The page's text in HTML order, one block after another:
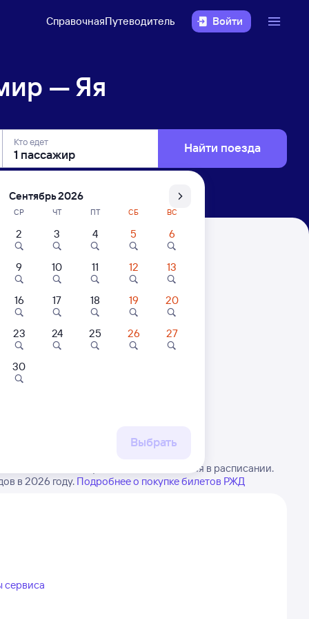
СправочнаяПутеводитель Войти
— Яя
Кто едет Найти поезда
Яю. Имейте в виду, возможны изменения в расписании.
в 2026 году. Подробнее о покупке билетов РЖД
сервиса
Сентябрь 2026
СР ЧТ ПТ СБ ВС
2 3 4 5 6
9 10 11 12 13
16 17 18 19 20
23 24 25 26 27
30
Выбрать